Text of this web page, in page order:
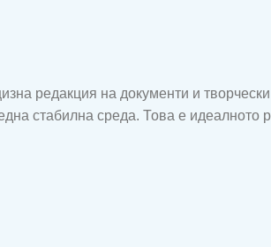
редакция на документи и
стабилна среда. Това е идеалното